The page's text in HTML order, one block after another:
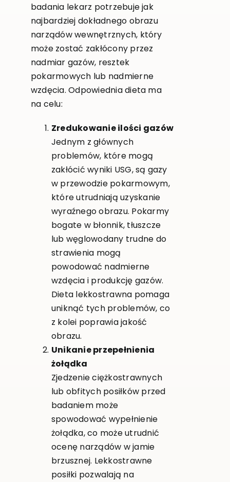
badania lekarz potrzebuje jak
najbardziej dokładnego obrazu
narządów wewnętrznych, który
może zostać zakłócony przez
nadmiar gazów, resztek
pokarmowych lub nadmierne
wzdęcia. Odpowiednia dieta ma
na celu:
Zredukowanie ilości gazów
Jednym z głównych
problemów, które mogą
zakłócić wyniki USG, są gazy
w przewodzie pokarmowym,
które utrudniają uzyskanie
wyraźnego obrazu. Pokarmy
bogate w błonnik, tłuszcze
lub węglowodany trudne do
strawienia mogą
powodować nadmierne
wzdęcia i produkcję gazów.
Dieta lekkostrawna pomaga
uniknąć tych problemów, co
z kolei poprawia jakość
obrazu.
Unikanie przepełnienia
żołądka
Zjedzenie ciężkostrawnych
lub obfitych posiłków przed
badaniem może
spowodować wypełnienie
żołądka, co może utrudnić
ocenę narządów w jamie
brzusznej. Lekkostrawne
posiłki pozwalają na